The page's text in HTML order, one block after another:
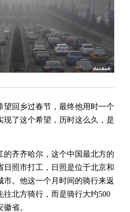
望回乡过春节，最终他用时一个
现了这个希望，历时这么久，是
的齐齐哈尔，这个中国最北方的
日照市打工，日照是位于北京和
市。他这一个月时间的骑行来返
往北方骑行，而是骑行大约500
省。